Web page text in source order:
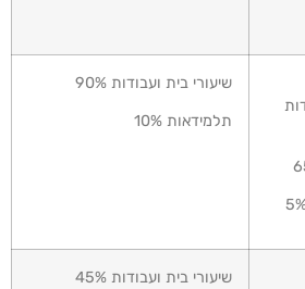
שיעורי בית ועבודות 90%
תלמידאות 10%
שיעורי בית ועבודות 45%